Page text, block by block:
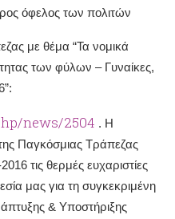
όφελος των πολιτών
με θέμα “Τα νομικά
των φύλων – Γυναίκες,
news/2504 . Η
Παγκόσμιας Τράπεζας
τις θερμές ευχαριστίες
μας για τη συγκεκριμένη
& Υποστήριξης